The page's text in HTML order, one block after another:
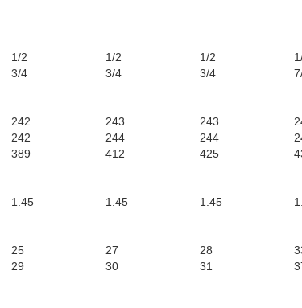
1/2 1/2 1/2
3/4 3/4 3/4
242 243 243
242 244 244
389 412 425
1.45 1.45 1.45
25 27 28
29 30 31